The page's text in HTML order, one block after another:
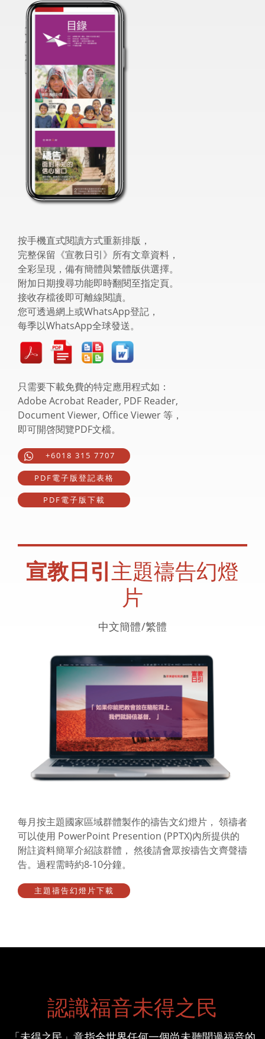
按手機直式閱讀方式重新排版，
完整保留《宣教日引》所有文章資料，
全彩呈現，備有簡體與繁體版供選擇。
附加日期搜尋功能即時翻閱至指定頁。
接收存檔後即可離線閱讀。
您可透過網上或WhatsApp登記，
每季以WhatsApp全球發送。
只需要下載免費的特定應用程式如：
Adobe Acrobat Reader, PDF Reader,
Document Viewer, Office Viewer 等，
即可開啓閱覽PDF文檔。
+6018 315 7707
PDF電子版登記表格
PDF電子版下載
宣教日引主題禱告幻燈
片
中文簡體/繁體
每月按主題國家區域群體製作的禱告文幻燈片， 領禱者
可以使用 PowerPoint Presention (PPTX)內所提供的
附註資料簡單介紹該群體， 然後請會眾按禱告文齊聲禱
告。過程需時約8-10分鐘。
主題禱告幻燈片下載
認識福音未得之民